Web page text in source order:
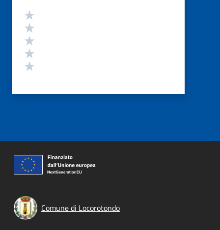
Valutazione
Comune di Locorotondo